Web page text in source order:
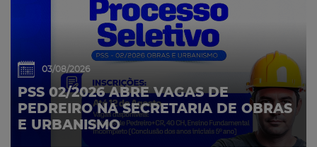
03/08/2026
PSS 02/2026 ABRE VAGAS DE
PEDREIRO NA SECRETARIA DE OBRAS
E URBANISMO